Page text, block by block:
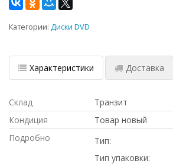
Категории: Диски DVD
Характеристики Доставка
Склад
Транзит
Кондиция
Товар новый
Подробно
Тип:
Тип упаковки: